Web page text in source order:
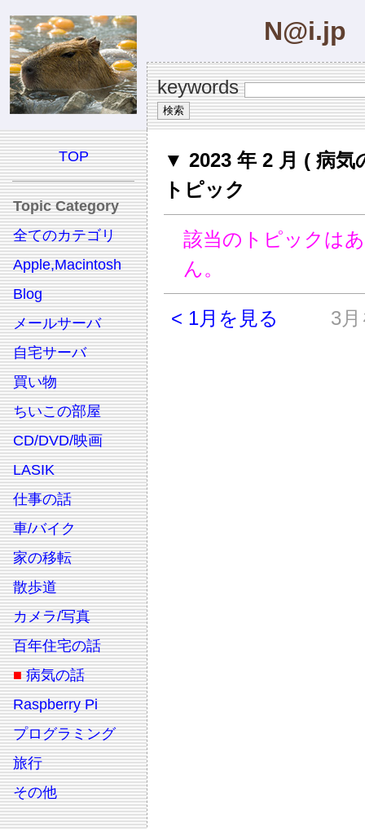
N@i.jp
keywords
TOP
Topic Category
全てのカテゴリ
Apple,Macintosh
Blog
メールサーバ
自宅サーバ
買い物
ちいこの部屋
CD/DVD/映画
LASIK
仕事の話
車/バイク
家の移転
散歩道
カメラ/写真
百年住宅の話
■ 病気の話
Raspberry Pi
プログラミング
旅行
その他
▼ 2023 年 2 月 ( 病気
トピック
該当のトピックは
ん。
< 1月を見る 3